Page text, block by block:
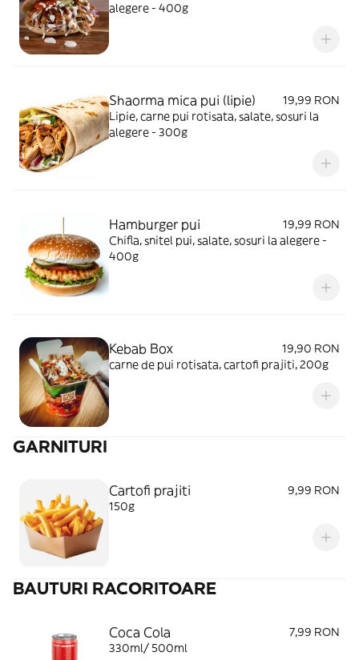
alegere - 400g
Shaorma mica pui (lipie)
19,99 RON
Lipie, carne pui rotisata, salate, sosuri la
alegere - 300g
Hamburger pui
19,99 RON
Chifla, snitel pui, salate, sosuri la alegere -
400g
Kebab Box
19,90 RON
carne de pui rotisata, cartofi prajiti, 200g
GARNITURI
Cartofi prajiti
9,99 RON
150g
BAUTURI RACORITOARE
Coca Cola
7,99 RON
330ml/ 500ml